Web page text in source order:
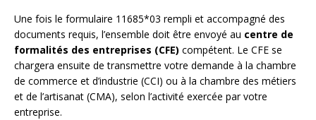
Une fois le formulaire 11685*03 rempli et accompagné des
documents requis, l’ensemble doit être envoyé au centre de
formalités des entreprises (CFE) compétent. Le CFE se
chargera ensuite de transmettre votre demande à la chambre
de commerce et d’industrie (CCI) ou à la chambre des métiers
et de l’artisanat (CMA), selon l’activité exercée par votre
entreprise.